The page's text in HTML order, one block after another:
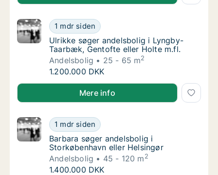
Ulrikke søger andelsbolig i Lyngby-
1 mdr siden
Ulrikke søger andelsbolig i Lyngby-
Ulrikke søger andelsbolig i Lyngby-
Taarbæk, Gentofte eller Holte m.fl.
Andelsbolig
25 - 65 m2
Ulrikke søger andelsbolig i Lyngby-
1.200.000 DKK
Ulrikke søger andelsbolig i Lyngby-Taarbæk,
Mere info
Barbara søger andelsbolig i Storkøbenhavn
1 mdr siden
Barbara søger andelsbolig i Storkøbenhavn
Barbara søger andelsbolig i
Storkøbenhavn eller Helsingør
Andelsbolig
45 - 120 m2
Barbara søger andelsbolig i Storkøbenhavn
1.400.000 DKK